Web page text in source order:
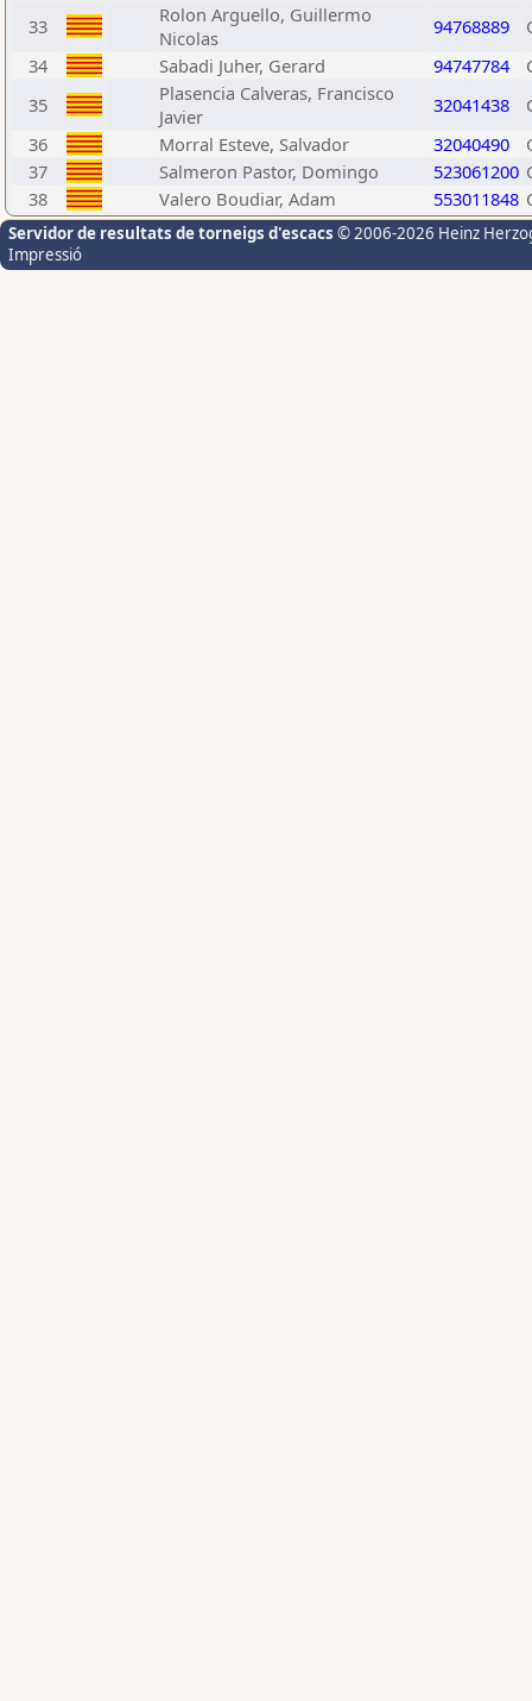
33
Rolon Arguello, Guillermo
Nicolas
94768889
34
Sabadi Juher, Gerard 94747784
35
Plasencia Calveras, Francisco
Javier
32041438
36
Morral Esteve, Salvador 32040490
37
Salmeron Pastor, Domingo 523061200
38
Valero Boudiar, Adam 553011848
Servidor de resultats de torneigs d'escacs © 2006-2026 Heinz
Impressió